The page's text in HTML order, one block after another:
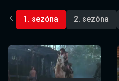
1. sezóna 2. sezóna